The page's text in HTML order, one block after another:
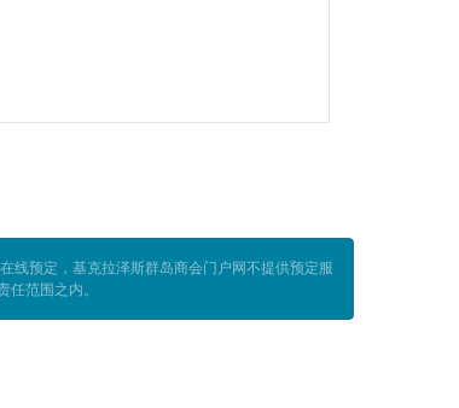
线预定，基克拉泽斯群岛商会门户网不提供预定服
范围之内。